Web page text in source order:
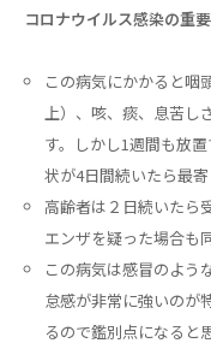
コロナウイルス感染の重
この病気にかかると咽
上）、咳、痰、息苦し
す。しかし1週間も放
状が4日間続いたら最
高齢者は２日続いたら
エンザを疑った場合も
この病気は感冒のよう
怠感が非常に強いのが
るので鑑別点になると